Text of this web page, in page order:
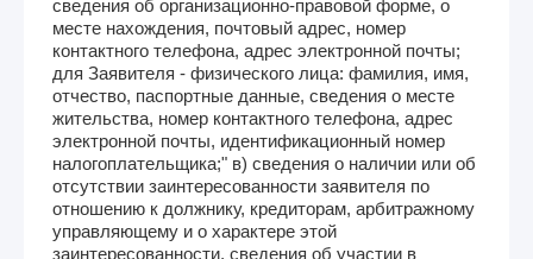
сведения об организационно-правовой форме, о
месте нахождения, почтовый адрес, номер
контактного телефона, адрес электронной почты;
для Заявителя - физического лица: фамилия, имя,
отчество, паспортные данные, сведения о месте
жительства, номер контактного телефона, адрес
электронной почты, идентификационный номер
налогоплательщика;" в) сведения о наличии или об
отсутствии заинтересованности заявителя по
отношению к должнику, кредиторам, арбитражному
управляющему и о характере этой
заинтересованности, сведения об участии в